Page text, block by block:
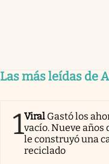
Las más leídas de
1Viral Gastó los
vacío. Nueve
le construyó una
reciclado